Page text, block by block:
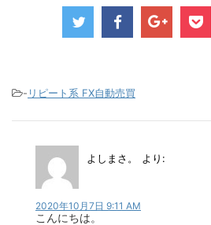
- リピート系 FX自動売買
よしまさ。 より:
2020年10月7日 9:11 AM
こんにちは。